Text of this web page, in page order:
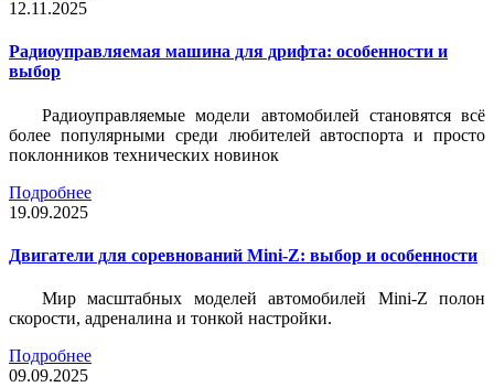
12.11.2025
Радиоуправляемая машина для дрифта: особенности и
выбор
Радиоуправляемые модели автомобилей становятся всё
более популярными среди любителей автоспорта и просто
поклонников технических новинок
Подробнее
19.09.2025
Двигатели для соревнований Mini-Z: выбор и особенности
Мир масштабных моделей автомобилей Mini-Z полон
скорости, адреналина и тонкой настройки.
Подробнее
09.09.2025